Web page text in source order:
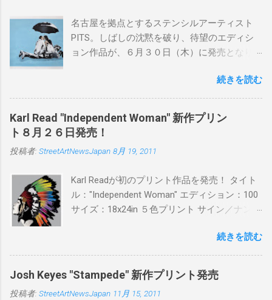
名古屋を拠点とするステンシルアーティスト
PITS。しばしの沈黙を破り、待望のエディシ
ョン作品が、６月３０日（木）に発売となり
品に落とし込むスタイルは今作でも健在。(
PITSの過去記事はこちらから ) 発売日：6月30
日(木)19時 タイトル：SWEET KISS カラー：
BLUE/MINT GREEN/PINK/YELLOW エディショ
ン：各色５ サイズ：800mm × 550mm 価格：
¥16,000(¥17,280) 購入は、 こちら から
続きを読む
Karl Read "Independent Woman" 新作プリン
ト８月２６日発売！
投稿者: StreetArtNewsJapan 8月 19, 2011
Karl Readが初のプリント作品を発売！ タイト
ル："Independent Woman" エディション：100
サイズ：18x24in ５色プリント サイン／ナンバ
ドフィニッシュバージョン（エディション：
25）$125 購入は８月２６日に こちら から
続きを読む
Josh Keyes "Stampede" 新作プリント発売
投稿者: StreetArtNewsJapan 11月 15, 2011